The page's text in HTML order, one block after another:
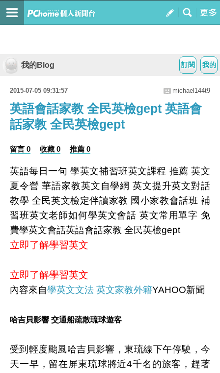
我的
訂閱
我的Blog
2015-07-05 09:31:57 michael144t9
英語會話家教 全民英檢gept 英語會
話家教 全民英檢gept
留言 0 收藏 0 推薦 0
英語每日一句 學英文補習班英文課程 推薦 英文
夏令營 華語家教英文自學網 英文提升英文對話
教學 全民英文檢定伴讀家教 國小家教會話班 補
習班英文老師如何學英文會話 英文常用單字 免
費學英文會話英語會話家教 全民英檢gept
立即了解學習英文
立即了解學習英文
內容來自學英文文法 英文家教外籍YAHOO新聞
哈吉貝影響 交通船疏散琉球遊客
受到輕度颱風哈吉貝影響，東琉線下午停駛，今
天一早，留在屏東琉球將近4千名的旅客，趕著